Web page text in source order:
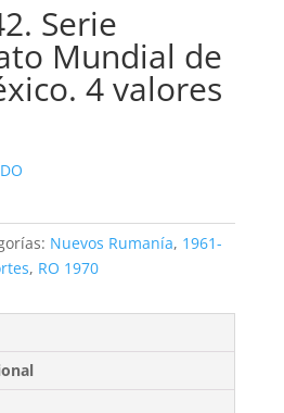
Serie
Mundial de
4 valores
Nuevos Rumanía, 1961-
, RO 1970